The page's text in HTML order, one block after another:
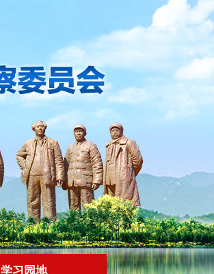
学习园地